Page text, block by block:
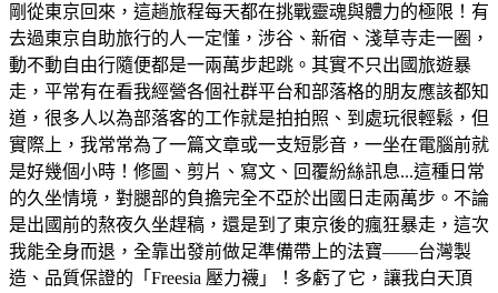
剛從東京回來，這趟旅程每天都在挑戰靈魂與體力的極限！有
去過東京自助旅行的人一定懂，涉谷、新宿、淺草寺走一圈，
動不動自由行隨便都是一兩萬步起跳。其實不只出國旅遊暴
走，平常有在看我經營各個社群平台和部落格的朋友應該都知
道，很多人以為部落客的工作就是拍拍照、到處玩很輕鬆，但
實際上，我常常為了一篇文章或一支短影音，一坐在電腦前就
是好幾個小時！修圖、剪片、寫文、回覆紛絲訊息...這種日常
的久坐情境，對腿部的負擔完全不亞於出國日走兩萬步。不論
是出國前的熬夜久坐趕稿，還是到了東京後的瘋狂暴走，這次
我能全身而退，全靠出發前做足準備帶上的法寶——台灣製
造、品質保證的「Freesia 壓力襪」！多虧了它，讓我白天頂